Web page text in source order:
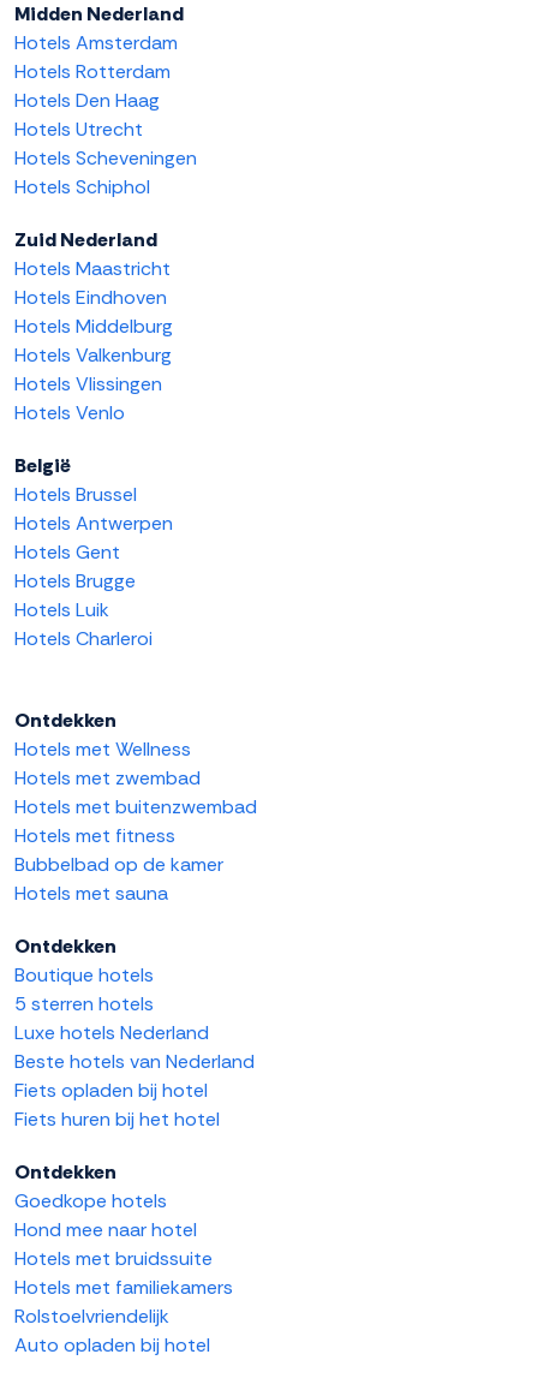
Midden Nederland
Hotels Amsterdam
Hotels Rotterdam
Hotels Den Haag
Hotels Utrecht
Hotels Scheveningen
Hotels Schiphol
Zuid Nederland
Hotels Maastricht
Hotels Eindhoven
Hotels Middelburg
Hotels Valkenburg
Hotels Vlissingen
Hotels Venlo
België
Hotels Brussel
Hotels Antwerpen
Hotels Gent
Hotels Brugge
Hotels Luik
Hotels Charleroi
Ontdekken
Hotels met Wellness
Hotels met zwembad
Hotels met buitenzwembad
Hotels met fitness
Bubbelbad op de kamer
Hotels met sauna
Ontdekken
Boutique hotels
5 sterren hotels
Luxe hotels Nederland
Beste hotels van Nederland
Fiets opladen bij hotel
Fiets huren bij het hotel
Ontdekken
Goedkope hotels
Hond mee naar hotel
Hotels met bruidssuite
Hotels met familiekamers
Rolstoelvriendelijk
Auto opladen bij hotel